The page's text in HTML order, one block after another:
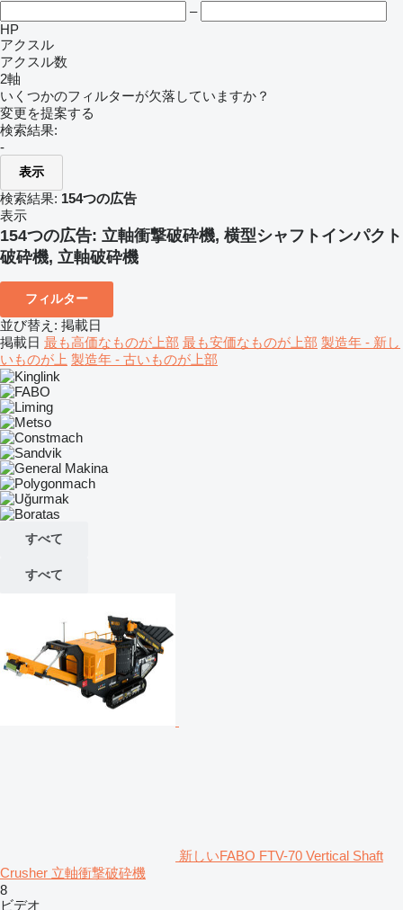
–
HP
アクスル
アクスル数
2軸
いくつかのフィルターが欠落していますか？
変更を提案する
検索結果:
-
表示
検索結果: 154つの広告
表示
154つの広告: 立軸衝撃破砕機, 横型シャフトインパクト
破砕機, 立軸破砕機
フィルター
並び替え : 掲載日
掲載日 最も高価なものが上部 最も安価なものが上部 製造年 - 新し
いものが上 製造年 - 古いものが上部
すべて
すべて
新しいFABO FTV-70 Vertical Shaft
Crusher 立軸衝撃破砕機
8
ビデオ